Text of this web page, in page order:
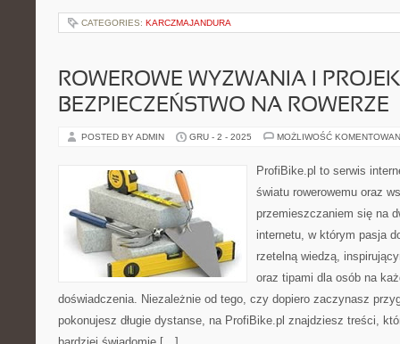
CATEGORIES: KARCZMAJANDURA
ROWEROWE WYZWANIA I
BEZPIECZEŃSTWO NA ROWERZE
POSTED BY ADMIN GRU - 2 - 2025 MOŻLIWOŚĆ
ProfiBike.pl to serwis
światu rowerowemu oraz
przemieszczaniem się na
internetu, w którym pasja
rzetelną wiedzą,
oraz tipami dla osób na
doświadczenia. Niezależnie od tego, czy dopiero zaczynasz
pokonujesz długie dystanse, na ProfiBike.pl znajdziesz treści,